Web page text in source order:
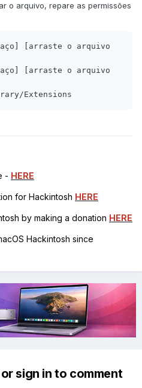
o arquivo, repare as permissões
[arraste o arquivo
[arraste o arquivo
Extensions
- HERE
for Hackintosh HERE
by making a donation HERE
Hackintosh since
sign in to comment